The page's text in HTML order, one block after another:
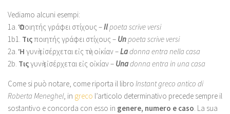
Vediamo alcuni esempi:
1a. Ὁποιητής γράφει στίχους –Ilpoeta scrive versi
1b1. Tιςποιητής γράφει στίχους – Un poeta scrive versi
2a. Ἡ γυνὴ εἰσέρχεται εἰς τὴν οἰκίαν –Ladonna entra nella casa
2b. Tιςγυνὴ εἰσέρχεται εἰς οἰκίαν – Unadonna entra in una casa
Come si può notare, come riporta il libro Instant greco antico di
Roberta Meneghel, in greco l’articolo determinativo precede sempre il
sostantivo e concorda con esso in genere, numero e caso . La sua